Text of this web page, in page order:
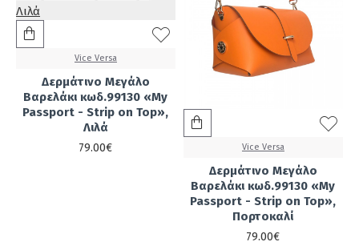
Vice Versa
Δερμάτινο Μεγάλο
Βαρελάκι κωδ.99130 «My
Passport - Strip on Top»,
Λιλά
79.00€ Vice Versa
Δερμάτινο Μεγάλο
Βαρελάκι κωδ.99130 «My
Passport - Strip on Top»,
Πορτοκαλί
79.00€